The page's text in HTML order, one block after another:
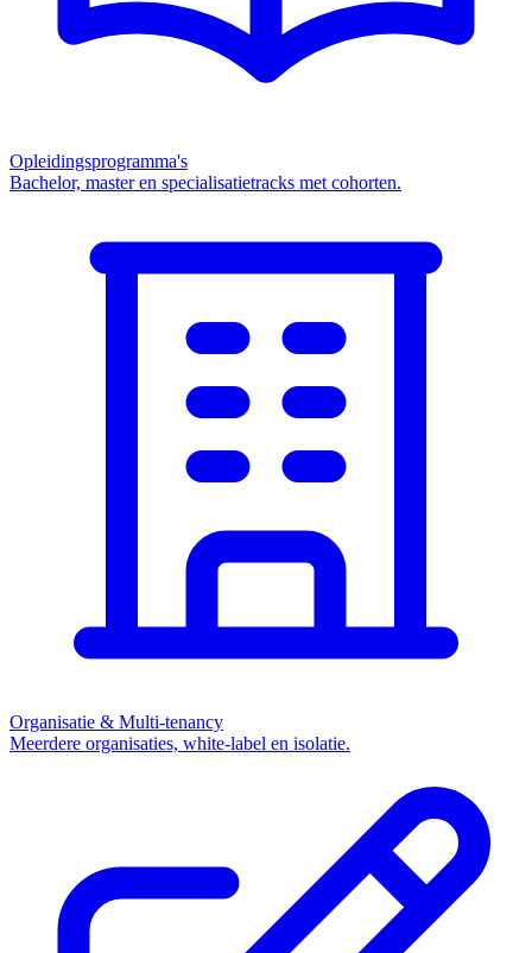
Opleidingsprogramma's
Bachelor, master en specialisatietracks met cohorten.
Organisatie & Multi-tenancy
Meerdere organisaties, white-label en isolatie.